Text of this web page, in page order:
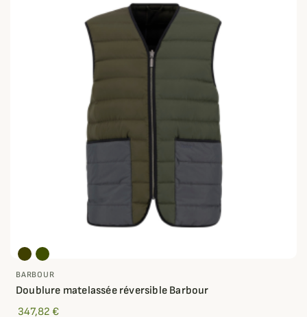
BARBOUR
Doublure matelassée réversible Barbour
347,82 €